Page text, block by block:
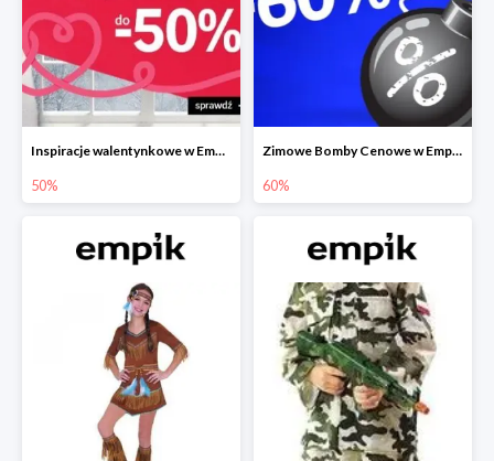
Inspiracje walentynkowe w Empiku do -50%
50%
Zimowe Bomby Cenowe w Empiku do -60%
60%